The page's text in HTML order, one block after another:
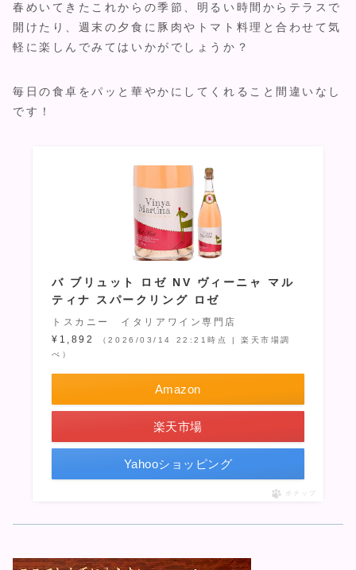
春めいてきたこれからの季節、明るい時間からテラスで
開けたり、週末の夕食に豚肉やトマト料理と合わせて気
軽に楽しんでみてはいかがでしょうか？
毎日の食卓をパッと華やかにしてくれること間違いなし
です！
バ ブリュット ロゼ NV ヴィーニャ マル
ティナ スパークリング ロゼ
トスカニー イタリアワイン専門店
¥1,892
（2026/03/14 22:21時点 | 楽天市場調
べ）
Amazon
楽天市場
Yahooショッピング
ポチップ